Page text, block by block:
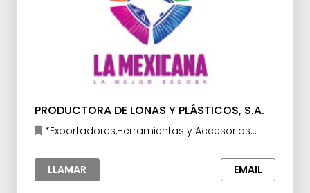
PRODUCTORA DE LONAS Y PLÁSTICOS, S.A.
*Exportadores,Herramientas y Accesorios
LLAMAR
EMAIL